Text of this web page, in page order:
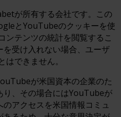
が所有する会社です。この
とYouTubeのクッキーを使
ンテンツの統計を閲覧するこ
受け入れない場合、ユーザ
できません。
が米国資本の企業のた
り、その場合にはYouTubeが
アクセスを米国情報コミュ